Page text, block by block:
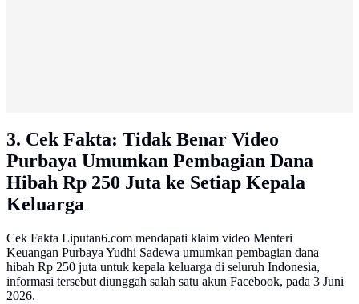
3. Cek Fakta: Tidak Benar Video
Purbaya Umumkan Pembagian Dana
Hibah Rp 250 Juta ke Setiap Kepala
Keluarga
Cek Fakta Liputan6.com mendapati klaim video Menteri
Keuangan Purbaya Yudhi Sadewa umumkan pembagian dana
hibah Rp 250 juta untuk kepala keluarga di seluruh Indonesia,
informasi tersebut diunggah salah satu akun Facebook, pada 3 Juni
2026.